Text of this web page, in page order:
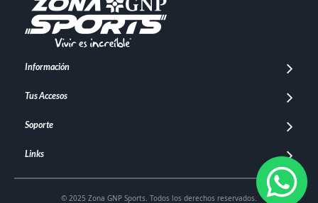
Información
Tus Accesos
Soporte
Links
© 2025 Zona GNP Sports. Todos los derechos reservados.